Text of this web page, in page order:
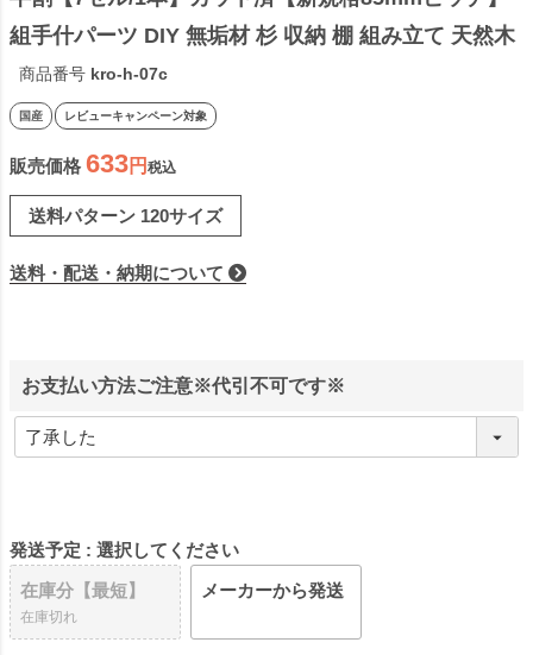
組手什パーツ DIY 無垢材 杉 収納 棚 組み立て 天然木
本棚 工作 夏休み 間伐材 ラック シェルフ 日本製 くで
じゅう 2306SS
商品番号 kro-h-07c
国産 レビューキャンペーン対象
販売価格 633 税込
送料パターン 120サイズ
送料・配送・納期について
お支払い方法ご注意※代引不可です※
発送予定
選択してください
在庫分【最短】
在庫切れ
メーカーから発送